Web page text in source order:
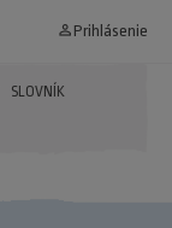
person_outline Prihlásenie
SLOVNÍK